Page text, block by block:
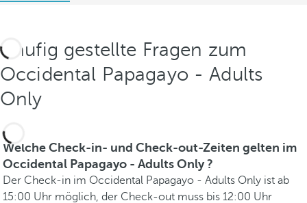
Häufig gestellte Fragen zum
Occidental Papagayo - Adults
Only
Welche Check-in- und Check-out-Zeiten gelten im
Occidental Papagayo - Adults Only ?
Der Check-in im Occidental Papagayo - Adults Only ist ab
15:00 Uhr möglich, der Check-out muss bis 12:00 Uhr